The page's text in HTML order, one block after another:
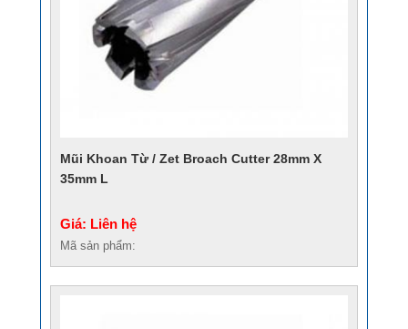
Mũi Khoan Từ / Zet Broach Cutter 28mm X
35mm L
Giá: Liên hệ
Mã sản phẩm: